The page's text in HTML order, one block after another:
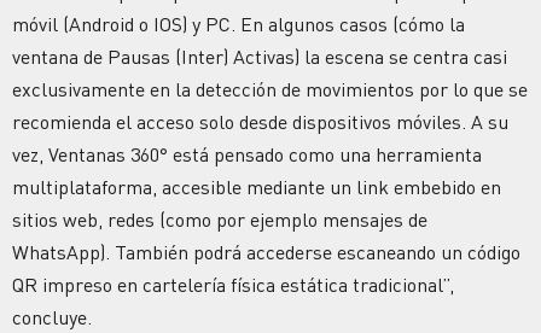
móvil (Android o IOS) y PC. En algunos casos (cómo la
ventana de Pausas (Inter) Activas) la escena se centra casi
exclusivamente en la detección de movimientos por lo que se
recomienda el acceso solo desde dispositivos móviles. A su
vez, Ventanas 360° está pensado como una herramienta
multiplataforma, accesible mediante un link embebido en
sitios web, redes (como por ejemplo mensajes de
WhatsApp). También podrá accederse escaneando un código
QR impreso en cartelería física estática tradicional”,
concluye.